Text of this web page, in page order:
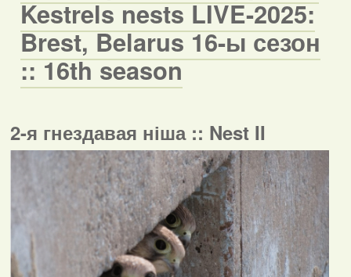
Kestrels nests LIVE-2025:
Brest, Belarus 16-ы сезон
:: 16th season
2-я гнездавая ніша :: Nest II